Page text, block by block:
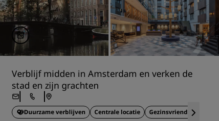
Verblijf midden in Amsterdam en verken de
stad en zijn grachten
Duurzame verblijven Centrale locatie Gezinsvriendelijk